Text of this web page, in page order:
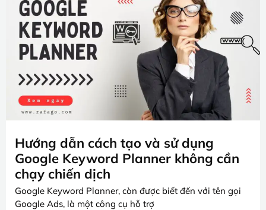
Hướng dẫn cách tạo và sử dụng
Google Keyword Planner không cần
chạy chiến dịch
Google Keyword Planner, còn được biết đến với tên gọi
Google Ads, là một công cụ hỗ trợ